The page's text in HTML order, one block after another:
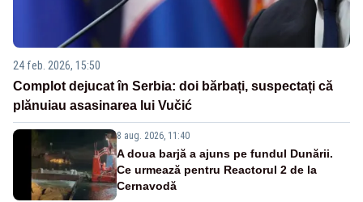
24 feb. 2026, 15:50
Complot dejucat în Serbia: doi bărbați, suspectați că
plănuiau asasinarea lui Vučić
8 aug. 2026, 11:40
A doua barjă a ajuns pe fundul Dunării.
Ce urmează pentru Reactorul 2 de la
Cernavodă